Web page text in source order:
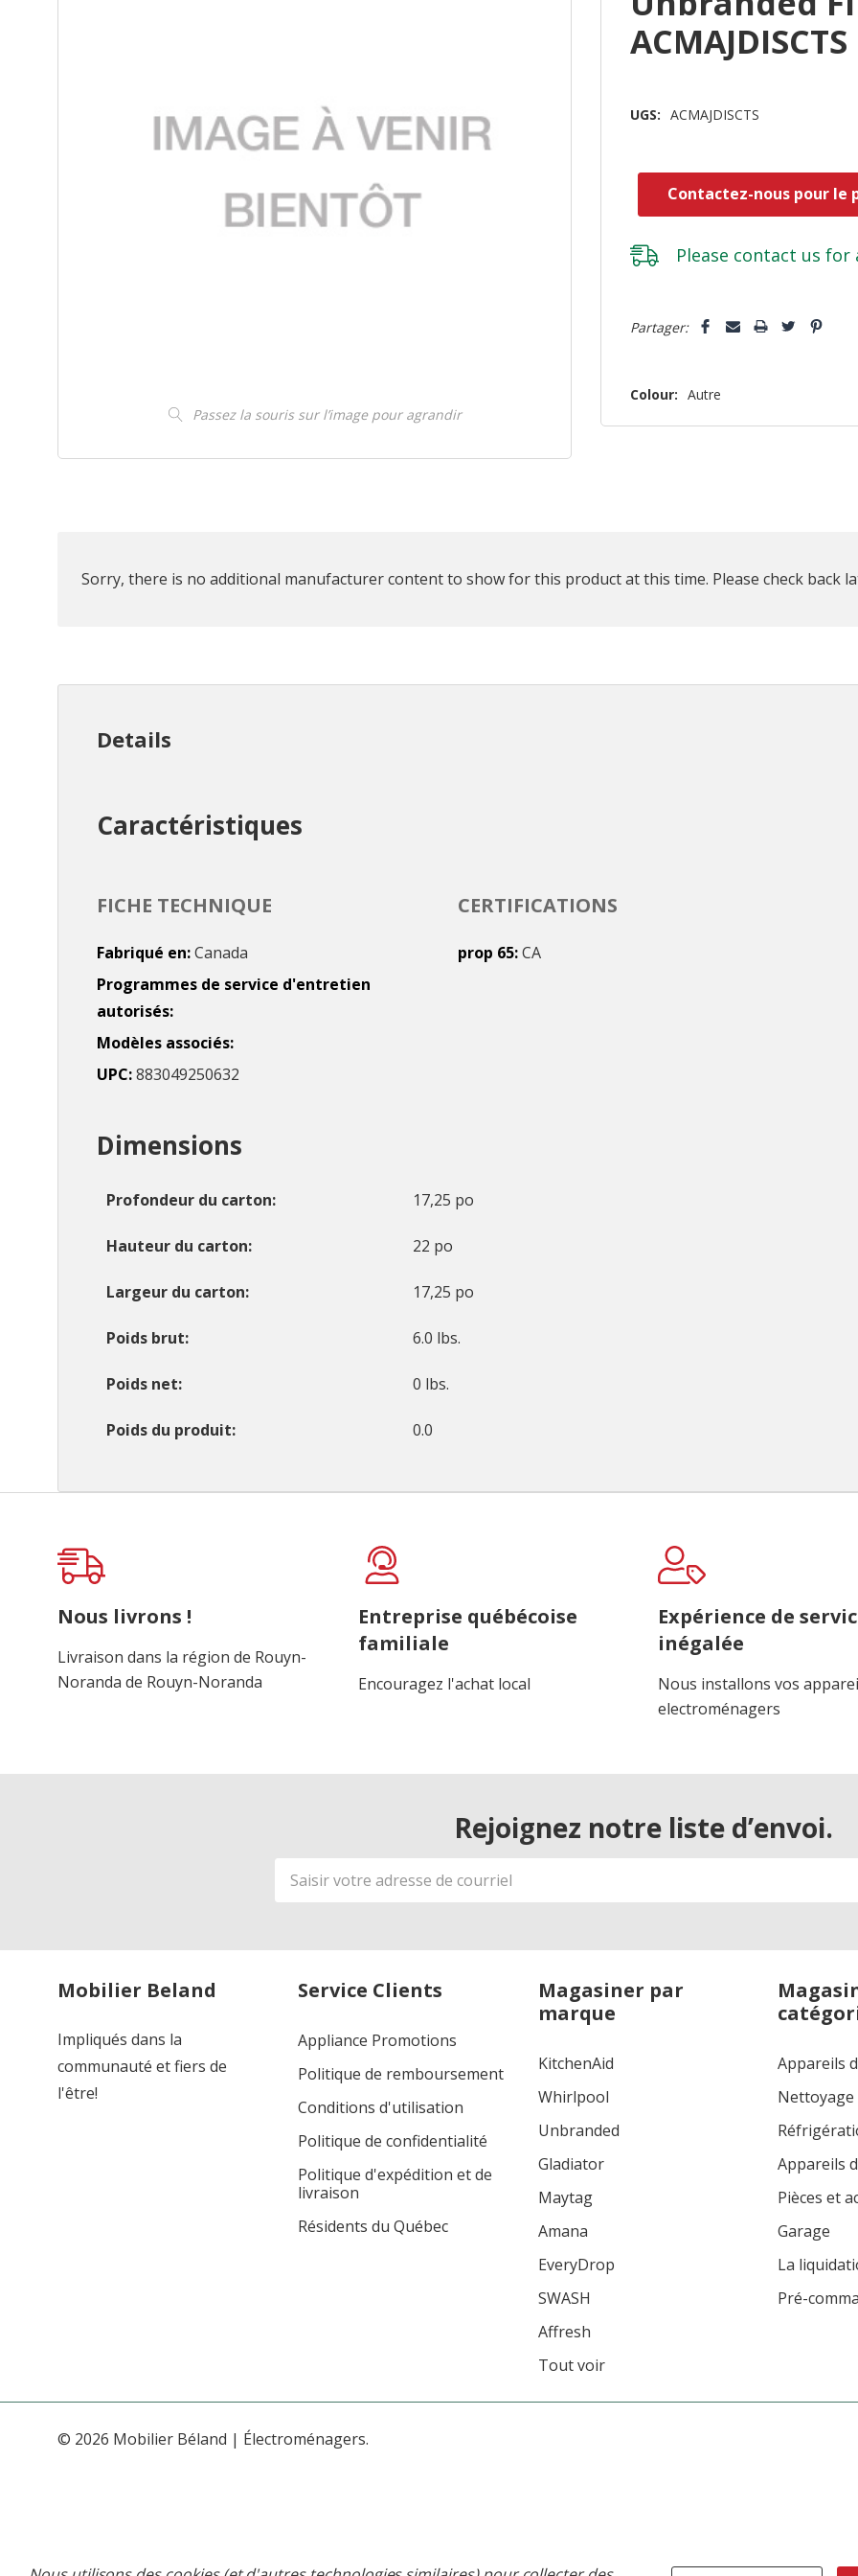
Passez la souris sur l’image pour agrandir
ACMAJDISCTS
UGS: ACMAJDISCTS
Contactez-nous pour le
Please contact us for
vous!
Partager:
Colour: Autre
Sorry, there is no additional manufacturer content to show for this product at this time. Please check back
Details
Caractéristiques
FICHE TECHNIQUE
Fabriqué en Canada
Programmes de service d'entretien
autorisés
Modèles associés
UPC 883049250632
CERTIFICATIONS
prop 65 CA
Dimensions
Profondeur du carton 17,25 po
Hauteur du carton 22 po
Largeur du carton 17,25 po
Poids brut 6.0 lbs.
Poids net 0 lbs.
Poids du produit 0.0
personnalisé
Nous livrons !
Livraison dans la région de Rouyn-
Noranda de Rouyn-Noranda
Entreprise québécoise
familiale
Encouragez l'achat local
Expérience de
inégalée
Nous installons vos
electroménagers
Rejoignez notre liste d’envoi.
Adresse
de
Mobilier Beland
Impliqués dans la
communauté et fiers de
l'être!
Service Clients
Appliance Promotions
Politique de remboursement
Conditions d'utilisation
Politique de confidentialité
Politique d'expédition et de
livraison
Résidents du Québec
Magasiner par
marque
KitchenAid
Whirlpool
Unbranded
Gladiator
Maytag
Amana
EveryDrop
SWASH
Affresh
Tout voir
Appareils
Nettoyage
Appareils
Pièces et
Garage
La
Pré-
© 2026 Mobilier Béland | Électroménagers.